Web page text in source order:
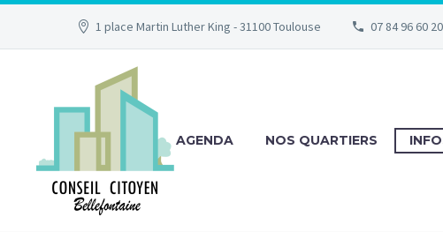
1 place Martin Luther King - 31100 Toulouse 07 84 96 60 20
AGENDA NOS QUARTIERS